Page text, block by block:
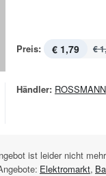
Preis: € 1,79 €
Händler: ROSSMANN
ist leider nicht
Elektromarkt,